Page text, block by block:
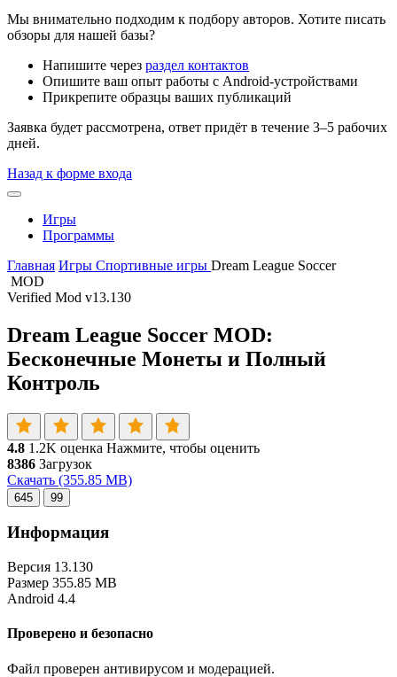
Мы внимательно подходим к подбору авторов. Хотите писать
обзоры для нашей базы?
Напишите через раздел контактов
Опишите ваш опыт работы с Android-устройствами
Прикрепите образцы ваших публикаций
Заявка будет рассмотрена, ответ придёт в течение 3–5 рабочих
дней.
Назад к форме входа
Игры
Программы
Главная Игры Спортивные игры Dream League Soccer
MOD
Verified Mod v13.130
Dream League Soccer MOD:
Бесконечные Монеты и Полный
Контроль
4.8 1.2K оценка Нажмите, чтобы оценить
8386 Загрузок
Скачать (355.85 MB)
645 99
Информация
Версия 13.130
Размер 355.85 MB
Android 4.4
Проверено и безопасно
Файл проверен антивирусом и модерацией.